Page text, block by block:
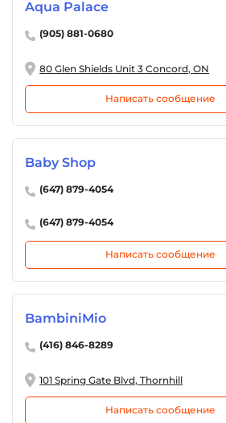
Aqua Palace
(905) 881-0680
80 Glen Shields Unit 3 Concord, ON
Написать сообщение
Baby Shop
(647) 879-4054
(647) 879-4054
Написать сообщение
BambiniMio
(416) 846-8289
101 Spring Gate Blvd, Thornhill
Написать сообщение